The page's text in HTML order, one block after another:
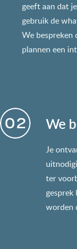
geeft aan dat
gebruik de
We bespreken
plannen een
We
Je
ter
gesprek
worden